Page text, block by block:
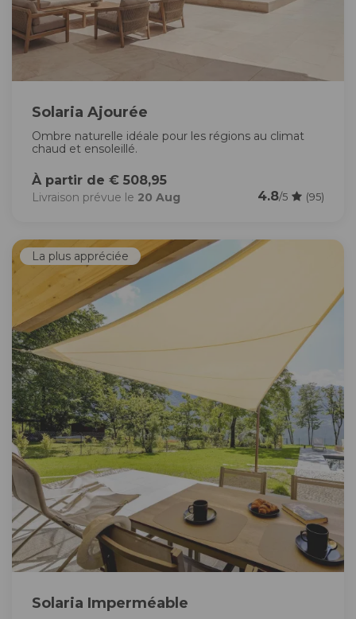
Solaria Ajourée
Ombre naturelle idéale pour les régions au climat
chaud et ensoleillé.
À partir de € 508,95
Livraison prévue le 20 Aug 4.8/5 (95)
La plus appréciée
Solaria Imperméable